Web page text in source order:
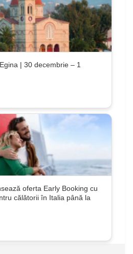
| 30 decembrie – 1
oferta Early Booking cu
călătorii în Italia până la